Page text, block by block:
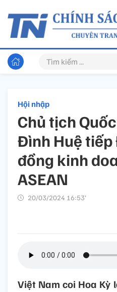
Hội nhập
Chủ tịch
Đình Huệ tiếp
đồng kinh
ASEAN
20/03/2024 16:53’
Việt Nam coi Hoa Kỳ